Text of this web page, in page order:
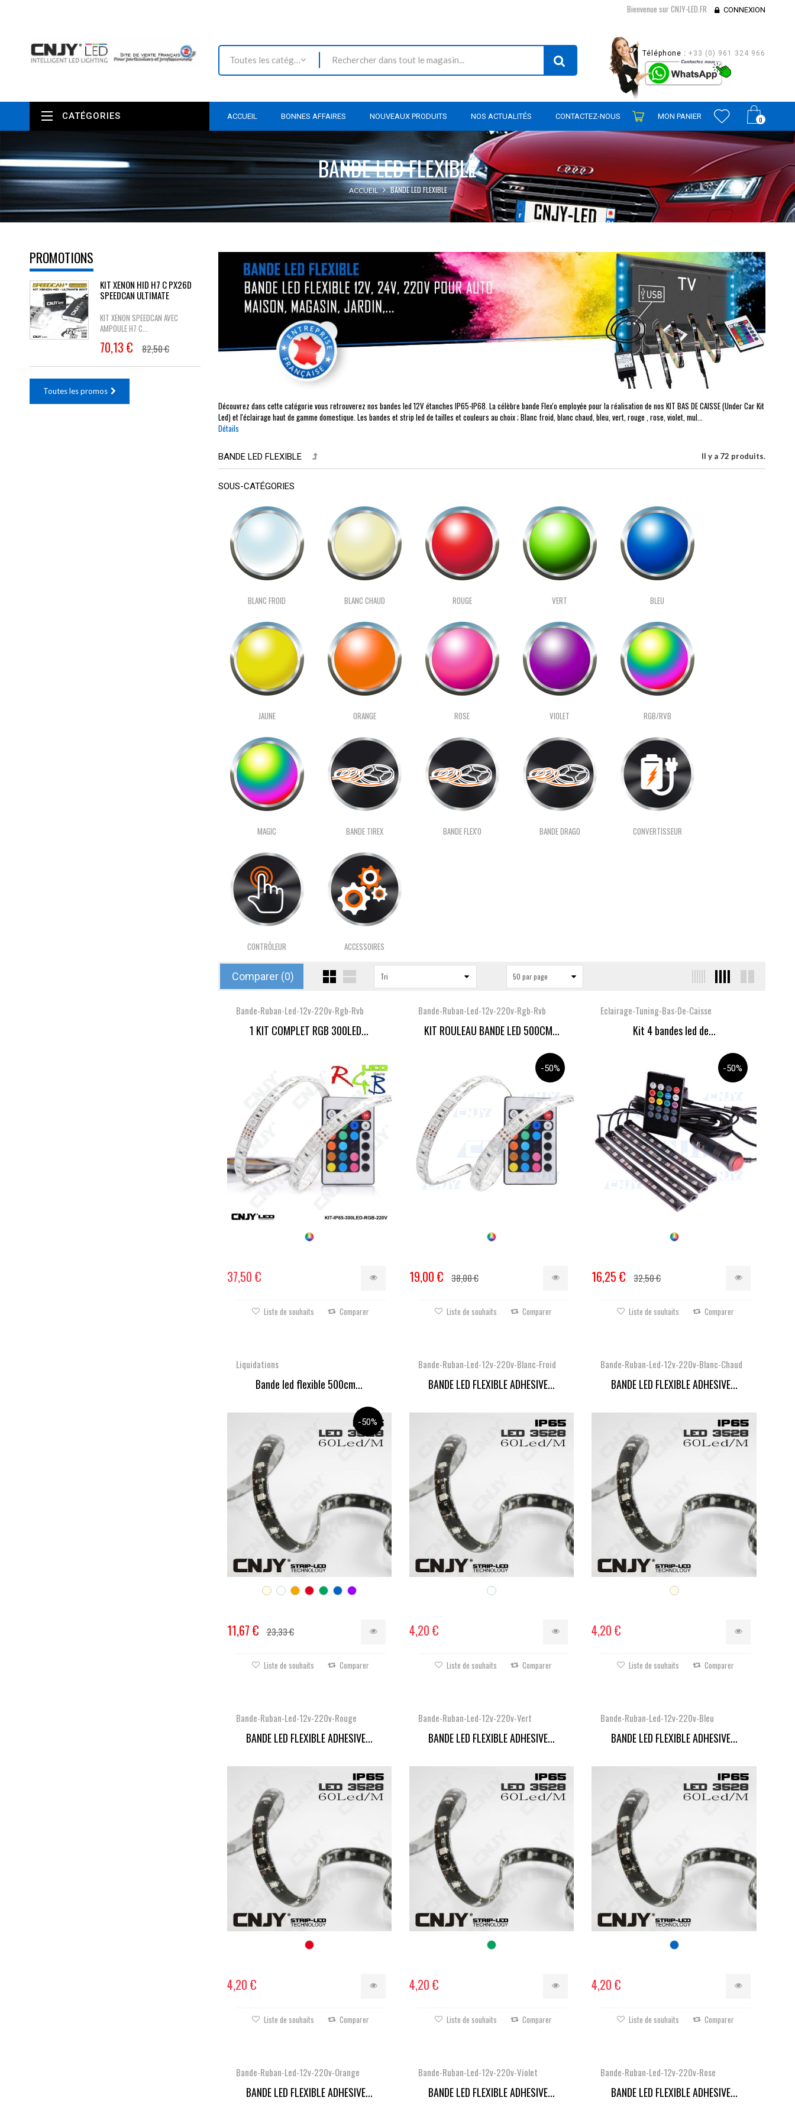
Bienvenue sur CNJY-LED.FR CONNEXION
Toutes les catégories
Téléphone : +33 (0) 961 324 966
0
ACCUEIL BONNES AFFAIRES NOUVEAUX PRODUITS NOS ACTUALITÉS CONTACTEZ-NOUS MON PANIER
CATÉGORIES
BANDE LED FLEXIBLE
ACCUEIL BANDE LED FLEXIBLE
PROMOTIONS
KIT XENON HID H7 C PX26D
SPEEDCAN ULTIMATE
KIT XENON SPEEDCAN AVEC
AMPOULE H7 C...
70,13 € 82,50 €
Toutes les promos
Découvrez dans cette catégorie vous retrouverez nos bandes led 12V étanches IP65-IP68. La célèbre bande Flex'o employée pour la réalisation de nos KIT BAS DE CAISSE (Under Car Kit
Led) et l'éclairage haut de gamme domestique. Les bandes et strip led de tailles et couleurs au choix ; Blanc froid, blanc chaud, bleu, vert, rouge , rose, violet, mul...
Détails
BANDE LED FLEXIBLE Il y a 72 produits.
SOUS-CATÉGORIES
BLANC FROID BLANC CHAUD ROUGE VERT BLEU
JAUNE ORANGE ROSE VIOLET RGB/RVB
MAGIC BANDE TIREX BANDE FLEX'O BANDE DRAGO CONVERTISSEUR
CONTRÔLEUR ACCESSOIRES
Comparer (0) Tri 50 par page
Bande-Ruban-Led-12v-220v-Rgb-Rvb
1 KIT COMPLET RGB 300LED...
37,50 €
Liste de souhaits Comparer
Bande-Ruban-Led-12v-220v-Rgb-Rvb
KIT ROULEAU BANDE LED 500CM...
-50%
19,00 € 38,00 €
Liste de souhaits Comparer
Eclairage-Tuning-Bas-De-Caisse
Kit 4 bandes led de...
-50%
16,25 € 32,50 €
Liste de souhaits Comparer
Liquidations
Bande led flexible 500cm...
-50%
11,67 € 23,33 €
Liste de souhaits Comparer
Bande-Ruban-Led-12v-220v-Blanc-Froid
BANDE LED FLEXIBLE ADHESIVE...
4,20 €
Liste de souhaits Comparer
Bande-Ruban-Led-12v-220v-Blanc-Chaud
BANDE LED FLEXIBLE ADHESIVE...
4,20 €
Liste de souhaits Comparer
Bande-Ruban-Led-12v-220v-Rouge
BANDE LED FLEXIBLE ADHESIVE...
4,20 €
Liste de souhaits Comparer
Bande-Ruban-Led-12v-220v-Vert
BANDE LED FLEXIBLE ADHESIVE...
4,20 €
Liste de souhaits Comparer
Bande-Ruban-Led-12v-220v-Bleu
BANDE LED FLEXIBLE ADHESIVE...
4,20 €
Liste de souhaits Comparer
Bande-Ruban-Led-12v-220v-Orange
BANDE LED FLEXIBLE ADHESIVE...
Bande-Ruban-Led-12v-220v-Violet
BANDE LED FLEXIBLE ADHESIVE...
Bande-Ruban-Led-12v-220v-Rose
BANDE LED FLEXIBLE ADHESIVE...